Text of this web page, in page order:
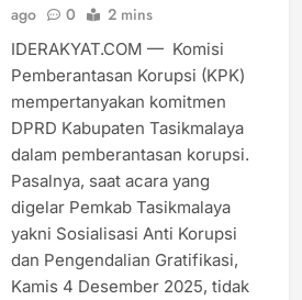
ago
0 2 mins
IDERAKYAT.COM — Komisi
Pemberantasan Korupsi (KPK)
mempertanyakan komitmen
DPRD Kabupaten Tasikmalaya
dalam pemberantasan korupsi.
Pasalnya, saat acara yang
digelar Pemkab Tasikmalaya
yakni Sosialisasi Anti Korupsi
dan Pengendalian Gratifikasi,
Kamis 4 Desember 2025, tidak